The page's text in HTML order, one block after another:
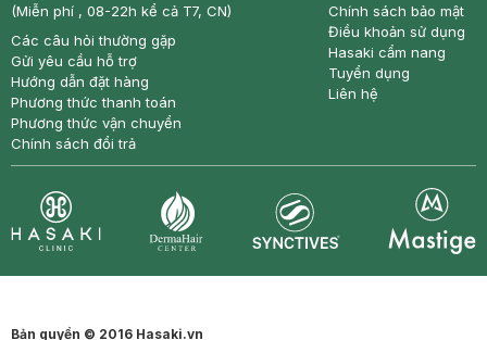
(Miễn phí , 08-22h kể cả T7, CN)
Các câu hỏi thường gặp
Gửi yêu cầu hỗ trợ
Hướng dẫn đặt hàng
Phương thức thanh toán
Phương thức vận chuyển
Chính sách đổi trả
Chính sách bảo mật
Điều khoản sử dụng
Hasaki cẩm nang
Tuyển dụng
Liên hệ
Bản quyền © 2016 Hasaki.vn